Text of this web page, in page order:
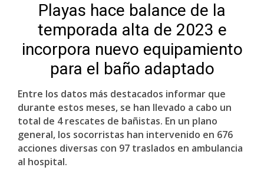
Playas hace balance de la
temporada alta de 2023 e
incorpora nuevo equipamiento
para el baño adaptado
Entre los datos más destacados informar que
durante estos meses, se han llevado a cabo un
total de 4 rescates de bañistas. En un plano
general, los socorristas han intervenido en 676
acciones diversas con 97 traslados en ambulancia
al hospital.